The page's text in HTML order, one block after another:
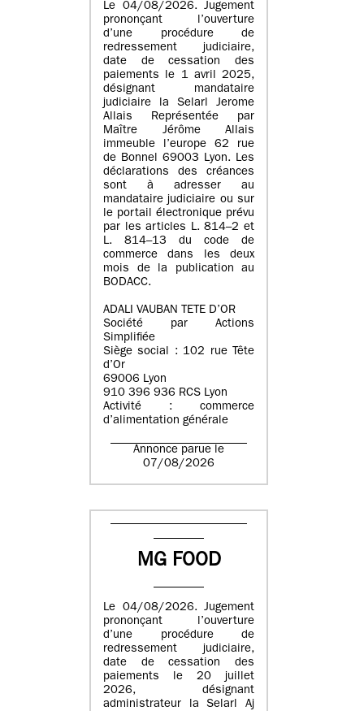
Le 04/08/2026. Jugement
prononçant l’ouverture
d’une procédure de
redressement judiciaire,
date de cessation des
paiements le 1 avril 2025,
désignant mandataire
judiciaire la Selarl Jerome
Allais Représentée par
Maître Jérôme Allais
immeuble l’europe 62 rue
de Bonnel 69003 Lyon. Les
déclarations des créances
sont à adresser au
mandataire judiciaire ou sur
le portail électronique prévu
par les articles L. 814–2 et
L. 814–13 du code de
commerce dans les deux
mois de la publication au
BODACC.
ADALI VAUBAN TETE D’OR
Société par Actions
Simplifiée
Siège social : 102 rue Tête
d’Or
69006 Lyon
910 396 936 RCS Lyon
Activité : commerce
d’alimentation générale
Annonce parue le
07/08/2026
MG FOOD
Le 04/08/2026. Jugement
prononçant l’ouverture
d’une procédure de
redressement judiciaire,
date de cessation des
paiements le 20 juillet
2026, désignant
administrateur la Selarl Aj